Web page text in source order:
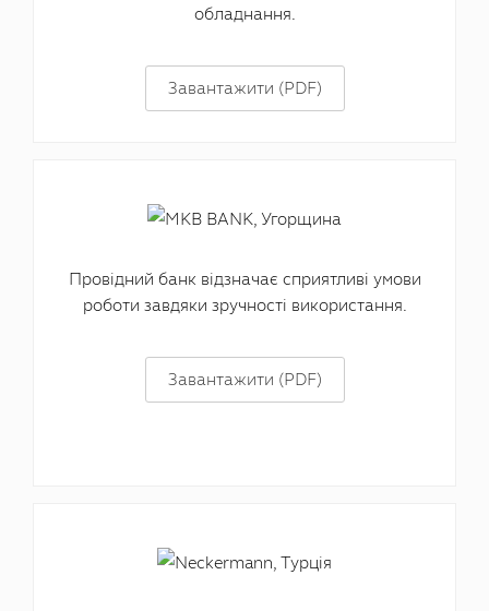
обладнання.
Завантажити (PDF)
Провідний банк відзначає сприятливі умови
роботи завдяки зручності використання.
Завантажити (PDF)